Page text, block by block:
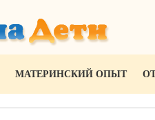
МАТЕРИНСКИЙ ОПЫТ